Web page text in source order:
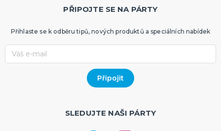
PŘIPOJTE SE NA PÁRTY
Přihlaste se k odběru tipů, nových produktů a speciálních nabídek
SLEDUJTE NAŠI PÁRTY